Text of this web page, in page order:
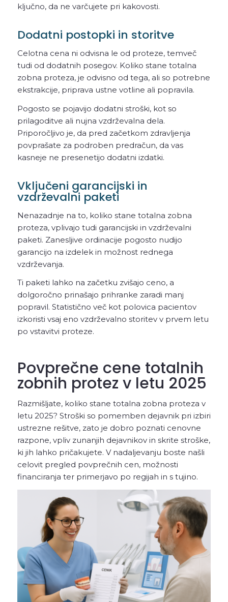
ključno, da ne varčujete pri kakovosti.
Dodatni postopki in storitve
Celotna cena ni odvisna le od proteze, temveč
tudi od dodatnih posegov. Koliko stane totalna
zobna proteza, je odvisno od tega, ali so potrebne
ekstrakcije, priprava ustne votline ali popravila.
Pogosto se pojavijo dodatni stroški, kot so
prilagoditve ali nujna vzdrževalna dela.
Priporočljivo je, da pred začetkom zdravljenja
povprašate za podroben predračun, da vas
kasneje ne presenetijo dodatni izdatki.
Vključeni garancijski in
vzdrževalni paketi
Nenazadnje na to, koliko stane totalna zobna
proteza, vplivajo tudi garancijski in vzdrževalni
paketi. Zanesljive ordinacije pogosto nudijo
garancijo na izdelek in možnost rednega
vzdrževanja.
Ti paketi lahko na začetku zvišajo ceno, a
dolgoročno prinašajo prihranke zaradi manj
popravil. Statistično več kot polovica pacientov
izkoristi vsaj eno vzdrževalno storitev v prvem letu
po vstavitvi proteze.
Povprečne cene totalnih
zobnih protez v letu 2025
Razmišljate, koliko stane totalna zobna proteza v
letu 2025? Stroški so pomemben dejavnik pri izbiri
ustrezne rešitve, zato je dobro poznati cenovne
razpone, vpliv zunanjih dejavnikov in skrite stroške,
ki jih lahko pričakujete. V nadaljevanju boste našli
celovit pregled povprečnih cen, možnosti
financiranja ter primerjavo po regijah in s tujino.